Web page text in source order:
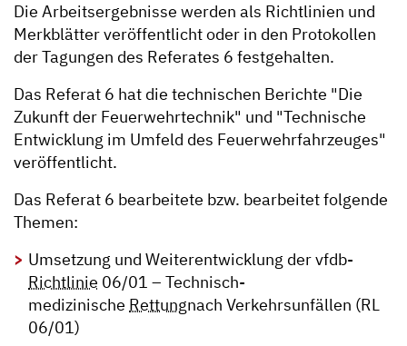
Die Arbeitsergebnisse werden als Richtlinien und
Merkblätter veröffentlicht oder in den Protokollen
der Tagungen des Referates 6 festgehalten.
Das Referat 6 hat die technischen Berichte "Die
Zukunft der Feuerwehrtechnik" und "Technische
Entwicklung im Umfeld des Feuerwehrfahrzeuges"
veröffentlicht.
Das Referat 6 bearbeitete bzw. bearbeitet folgende
Themen:
Umsetzung und Weiterentwicklung der vfdb-
Richtlinie 06/01 – Technisch-
medizinische Rettungnach Verkehrsunfällen (RL
06/01)